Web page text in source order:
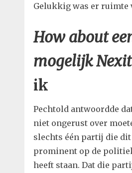
Gelukkig was er ruimte
How about
mogelijk
ik
Pechtold antwoordde
niet ongerust over
slechts één partij die
prominent op de
heeft staan. Dat die